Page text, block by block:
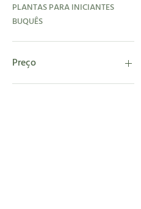
PLANTAS PARA INICIANTES
BUQUÊS
Preço